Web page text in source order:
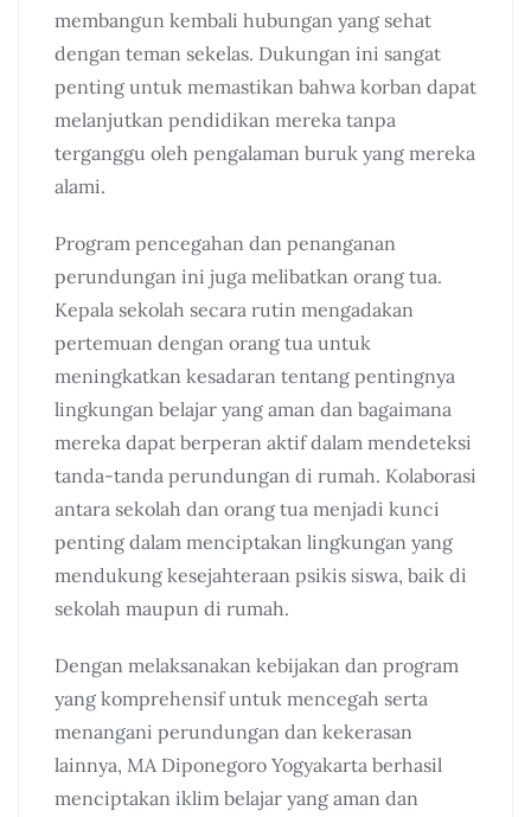
membangun kembali hubungan yang sehat
dengan teman sekelas. Dukungan ini sangat
penting untuk memastikan bahwa korban dapat
melanjutkan pendidikan mereka tanpa
terganggu oleh pengalaman buruk yang mereka
alami.
Program pencegahan dan penanganan
perundungan ini juga melibatkan orang tua.
Kepala sekolah secara rutin mengadakan
pertemuan dengan orang tua untuk
meningkatkan kesadaran tentang pentingnya
lingkungan belajar yang aman dan bagaimana
mereka dapat berperan aktif dalam mendeteksi
tanda-tanda perundungan di rumah. Kolaborasi
antara sekolah dan orang tua menjadi kunci
penting dalam menciptakan lingkungan yang
mendukung kesejahteraan psikis siswa, baik di
sekolah maupun di rumah.
Dengan melaksanakan kebijakan dan program
yang komprehensif untuk mencegah serta
menangani perundungan dan kekerasan
lainnya, MA Diponegoro Yogyakarta berhasil
menciptakan iklim belajar yang aman dan